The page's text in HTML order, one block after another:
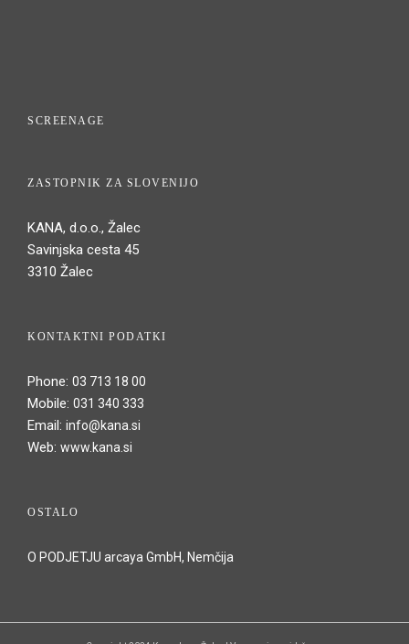
SCREENAGE
ZASTOPNIK ZA SLOVENIJO
KANA, d.o.o., Žalec
Savinjska cesta 45
3310 Žalec
KONTAKTNI PODATKI
Phone: 03 713 18 00
Mobile: 031 340 333
Email: info@kana.si
Web: www.kana.si
OSTALO
O PODJETJU arcaya GmbH, Nemčija